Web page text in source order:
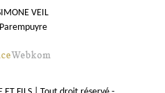
VEIL